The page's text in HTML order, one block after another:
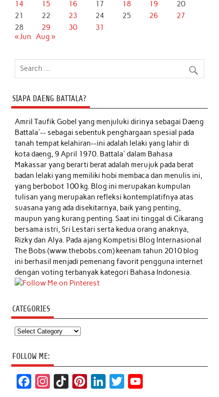
14 15 16 17 18 19
20
21
22 23 24 25 26
27
28
29 30
31
« Jun Aug »
SIAPA DAENG BATTALA?
Amril Taufik Gobelyang menjuluki dirinya sebagai Daeng
Battala'-- sebagai sebentuk penghargaan spesial pada
tanah tempat kelahiran--ini adalah lelaki yang lahir di
kota daeng, 9 April 1970. Battala' dalam Bahasa
Makassar yang berarti berat adalah merujuk pada berat
badan lelaki yang memiliki hobi membaca dan menulis ini,
yang berbobot 100 kg. Blog ini merupakan kumpulan
tulisan yang merupakan refleksi kontemplatifnya atas
suasana yang ada disekitarnya, baik yang penting,
maupun yang kurang penting. Saat ini tinggal di Cikarang
bersama istri, Sri Lestari serta kedua orang anaknya,
Rizky dan Alya. Pada ajang Kompetisi Blog Internasional
The Bobs (www.thebobs.com) keenam tahun 2010 blog
ini berhasil menjadi pemenang favorit pengguna internet
dengan voting terbanyak kategori Bahasa Indonesia.
CATEGORIES
Categories
FOLLOW ME: